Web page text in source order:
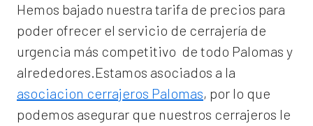
Hemos bajado nuestra tarifa de precios para
poder ofrecer el servicio de cerrajería de
urgencia más competitivo de todo Palomas y
alrededores.Estamos asociados a la
asociacion cerrajeros Palomas, por lo que
podemos asegurar que nuestros cerrajeros le